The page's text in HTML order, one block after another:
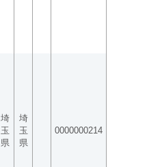
埼
玉
県
埼
玉
県
0000000214